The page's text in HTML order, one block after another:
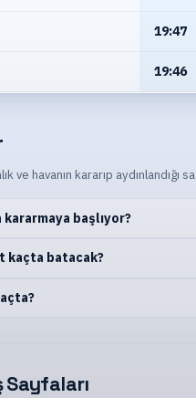
19:47
19:46
ve havanın kararıp aydınlandığı
başlıyor?
kaçta batacak?
Sayfaları